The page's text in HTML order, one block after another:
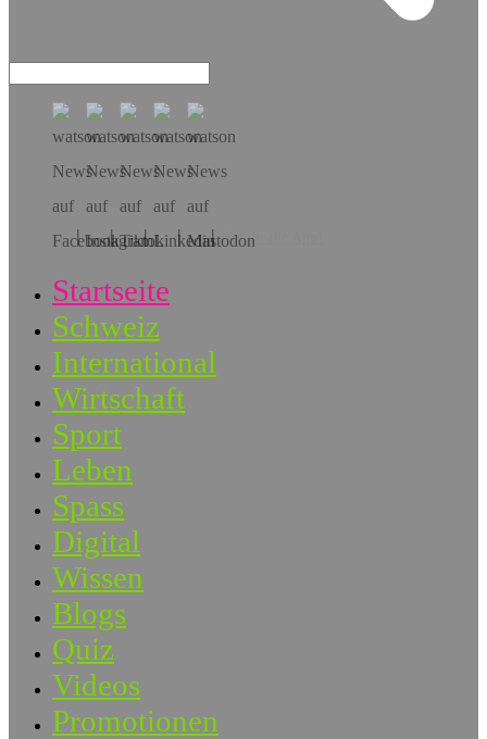
Hol dir die App!
Startseite
Schweiz
International
Wirtschaft
Sport
Leben
Spass
Digital
Wissen
Blogs
Quiz
Videos
Promotionen